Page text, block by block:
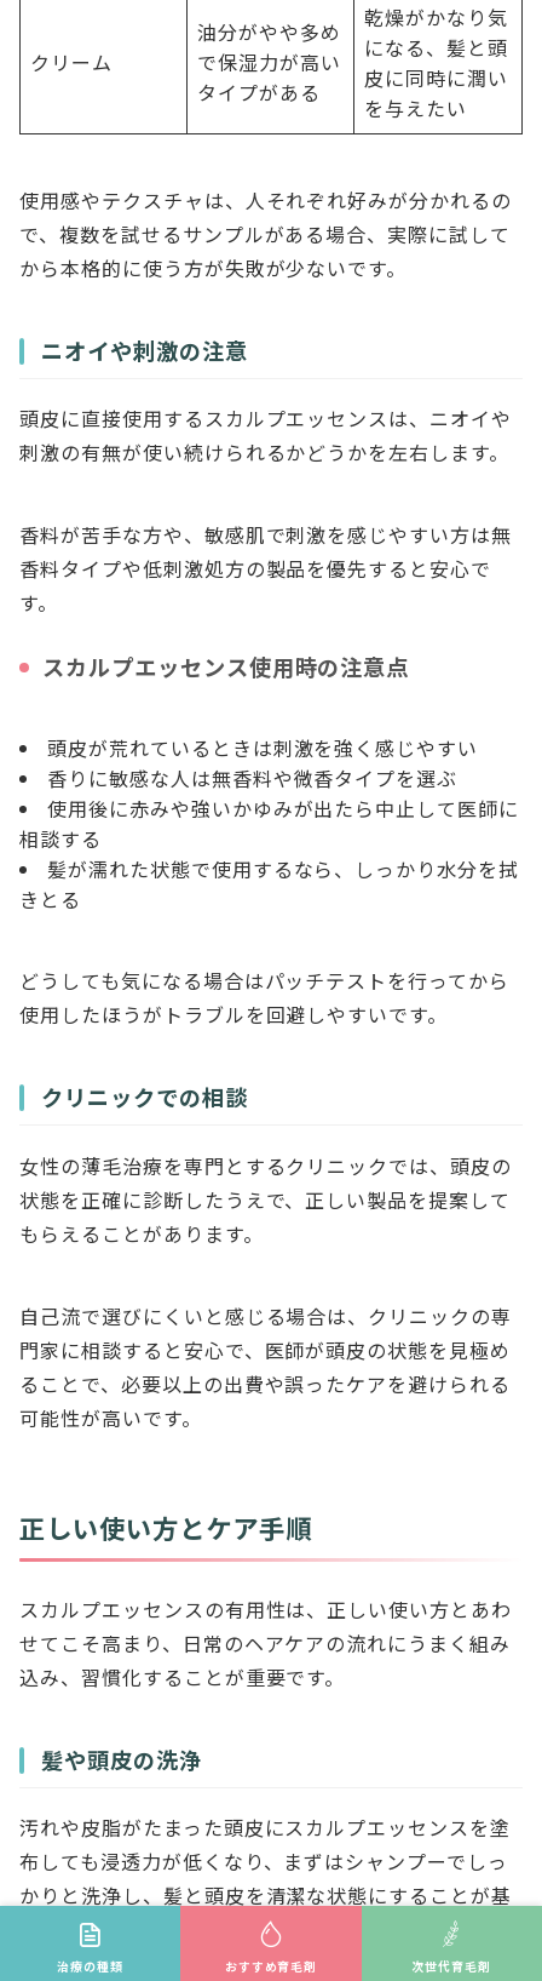
治療の種類 おすすめ育毛剤 次世代育毛剤
クリーム
油分がやや多め
で保湿力が高い
タイプがある
乾燥がかなり気
になる、髪と頭
皮に同時に潤い
を与えたい
使用感やテクスチャは、人それぞれ好みが分かれるの
で、複数を試せるサンプルがある場合、実際に試して
から本格的に使う方が失敗が少ないです。
ニオイや刺激の注意
頭皮に直接使用するスカルプエッセンスは、ニオイや
刺激の有無が使い続けられるかどうかを左右します。
香料が苦手な方や、敏感肌で刺激を感じやすい方は無
香料タイプや低刺激処方の製品を優先すると安心で
す。
スカルプエッセンス使用時の注意点
頭皮が荒れているときは刺激を強く感じやすい
香りに敏感な人は無香料や微香タイプを選ぶ
使用後に赤みや強いかゆみが出たら中止して医師に
相談する
髪が濡れた状態で使用するなら、しっかり水分を拭
きとる
どうしても気になる場合はパッチテストを行ってから
使用したほうがトラブルを回避しやすいです。
クリニックでの相談
女性の薄毛治療を専門とするクリニックでは、頭皮の
状態を正確に診断したうえで、正しい製品を提案して
もらえることがあります。
自己流で選びにくいと感じる場合は、クリニックの専
門家に相談すると安心で、医師が頭皮の状態を見極め
ることで、必要以上の出費や誤ったケアを避けられる
可能性が高いです。
正しい使い方とケア手順
スカルプエッセンスの有用性は、正しい使い方とあわ
せてこそ高まり、日常のヘアケアの流れにうまく組み
込み、習慣化することが重要です。
髪や頭皮の洗浄
汚れや皮脂がたまった頭皮にスカルプエッセンスを塗
布しても浸透力が低くなり、まずはシャンプーでしっ
かりと洗浄し、髪と頭皮を清潔な状態にすることが基
本です。